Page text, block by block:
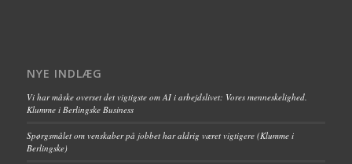
NYE INDLÆG
Vi har måske overset det vigtigste om AI i arbejdslivet: Vores menneskelighed.
Klumme i Berlingske Business
Spørgsmålet om venskaber på jobbet har aldrig været vigtigere (Klumme i
Berlingske)